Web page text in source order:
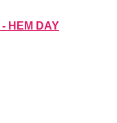
- HEM DAY